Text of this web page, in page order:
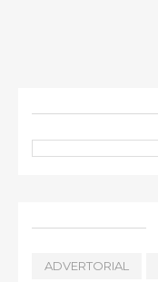
ADVERTORIAL